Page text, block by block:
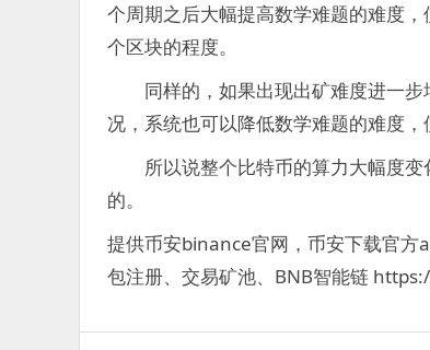
个周期之后大幅提高数学难题的难度
个区块的程度。
同样的，如果出现出矿难度进一步
况，系统也可以降低数学难题的难度
所以说整个比特币的算力大幅度变
的。
提供币安binance官网，币安下载官方
包注册、交易矿池、BNB智能链